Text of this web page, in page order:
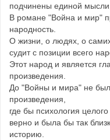
подчинены единой
В романе "Война и мир"
народность.
О жизни, о людях, о
судит с позиции всего
Этот народ и является
произведения.
До "Войны и мира" не
произведения,
где бы психология
верно и была бы так
историю.